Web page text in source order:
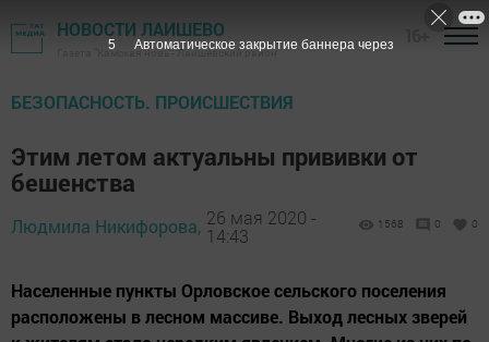
НОВОСТИ ЛАИШЕВО
Газета "Камская новь"- Лаишевский район
БЕЗОПАСНОСТЬ. ПРОИСШЕСТВИЯ
Этим летом актуальны прививки от
бешенства
Людмила Никифорова, 26 мая 2020 -
14:43
1568 0 0
Населенные пункты Орловское сельского поселения
расположены в лесном массиве. Выход лесных зверей
4 Автоматическое закрытие баннера через